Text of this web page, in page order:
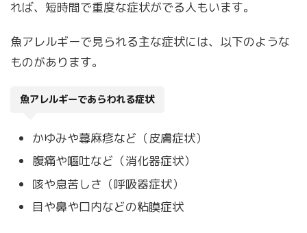
れば、短時間で重度な症状がでる人もいます。
魚アレルギーで見られる主な症状には、以下のような
ものがあります。
魚アレルギーであらわれる症状
かゆみや蕁麻疹など（皮膚症状）
腹痛や嘔吐など（消化器症状）
咳や息苦しさ（呼吸器症状）
目や鼻や口内などの粘膜症状